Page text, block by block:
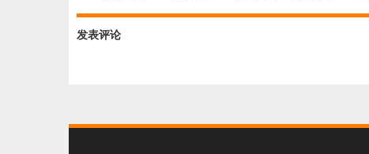
2020印度悬疑犯罪《法
发表评论